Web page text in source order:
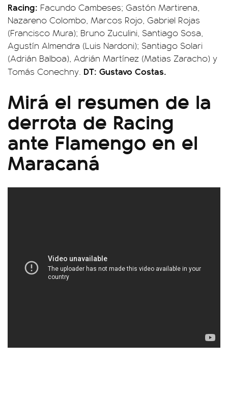
Racing: Facundo Cambeses; Gastón Martirena,
Nazareno Colombo, Marcos Rojo, Gabriel Rojas
(Francisco Mura); Bruno Zuculini, Santiago Sosa,
Agustín Almendra (Luis Nardoni); Santiago Solari
(Adrián Balboa), Adrián Martínez (Matias Zaracho) y
Tomás Conechny. DT: Gustavo Costas.
Mirá el resumen de la
derrota de Racing
ante Flamengo en el
Maracaná